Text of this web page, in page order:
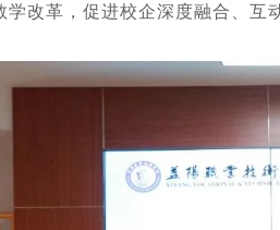
学改革，促进校企深度融合、互